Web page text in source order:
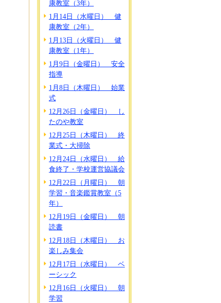
康教室（3年）
1月14日（水曜日） 健
康教室（2年）
1月13日（火曜日） 健
康教室（1年）
1月9日（金曜日） 安全
指導
1月8日（木曜日） 始業
式
12月26日（金曜日） し
たのや教室
12月25日（木曜日） 終
業式・大掃除
12月24日（水曜日） 給
食終了・学校運営協議会
12月22日（月曜日） 朝
学習・音楽鑑賞教室（5
年）
12月19日（金曜日） 朝
読書
12月18日（木曜日） お
楽しみ集会
12月17日（水曜日） ベ
ーシック
12月16日（火曜日） 朝
学習